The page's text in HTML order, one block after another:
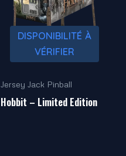
DISPONIBILITÉ À
VÉRIFIER
Jersey Jack Pinball
Hobbit – Limited Edition